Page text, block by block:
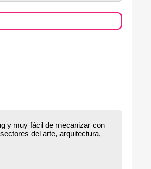
y muy fácil de mecanizar con
del arte, arquitectura,